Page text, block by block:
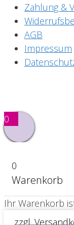
Zahlung &
AGB
Impressum
0
0
Warenkorb
Ihr Warenkorb
zzgl.